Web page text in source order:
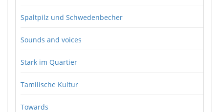
Spaltpilz und Schwedenbecher
Sounds and voices
Stark im Quartier
Tamilische Kultur
Towards